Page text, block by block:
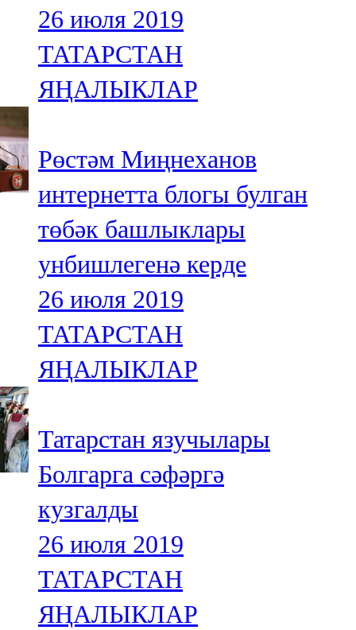
26 июля 2019
ТАТАРСТАН
ЯҢАЛЫКЛАР
Рөстәм Миңнеханов
интернетта блогы булган
төбәк башлыклары
унбишлегенә керде
26 июля 2019
ТАТАРСТАН
ЯҢАЛЫКЛАР
Татарстан язучылары
Болгарга сәфәргә
кузгалды
26 июля 2019
ТАТАРСТАН
ЯҢАЛЫКЛАР